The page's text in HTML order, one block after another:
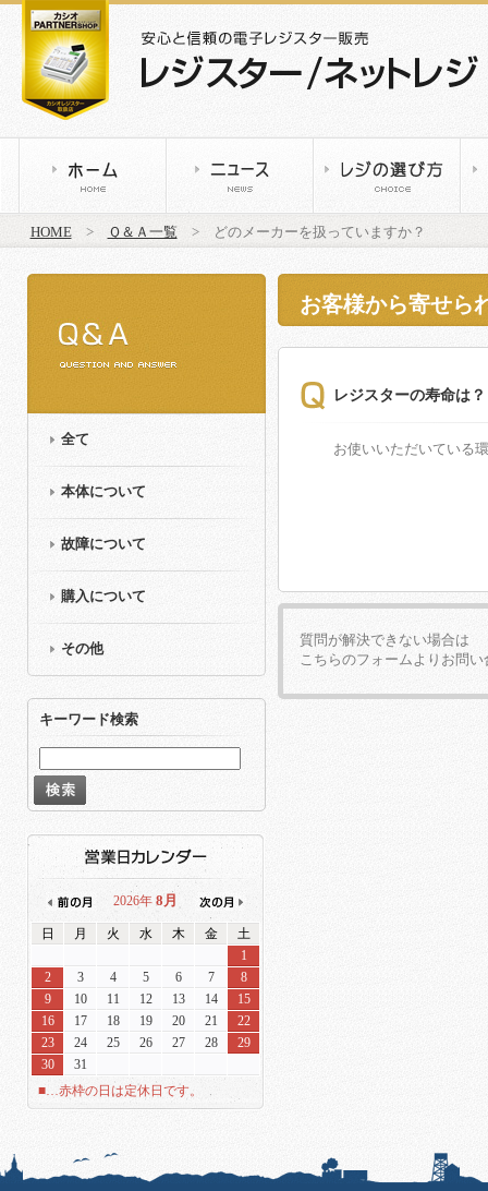
HOME> Ｑ＆Ａ一覧 > どのメーカーを扱っていますか？
全て
本体について
故障について
購入について
その他
キーワード検索
2026年 8月
日 月 火 水 木 金
土
1
2
3 4 5 6 7
8
9
10 11 12 13 14
15
16
17 18 19 20 21
22
23
24 25 26 27 28
29
30
31
■…赤枠の日は定休日です。
お客様から寄せら
レジスターの寿命は？
お使いいただいている
質問が解決できない場合は
こちらのフォームよりお問